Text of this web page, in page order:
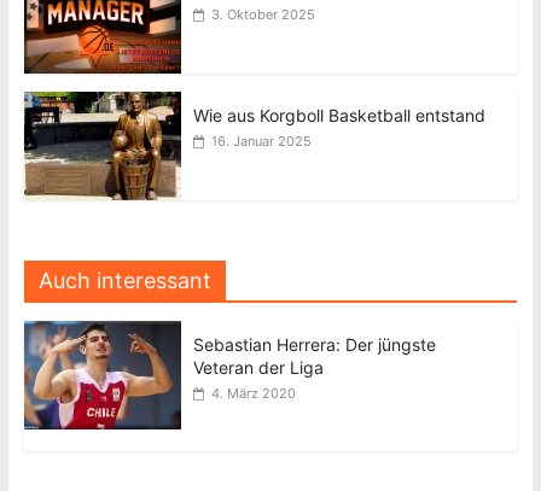
3. Oktober 2025
Wie aus Korgboll Basketball entstand
16. Januar 2025
Auch interessant
Sebastian Herrera: Der jüngste
Veteran der Liga
4. März 2020